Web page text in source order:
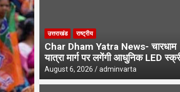
स्क्रीन
पर विशेष फोकस
उत्तराखंड राष्ट्रीय
Char Dham Yatra News- चारधाम
यात्रा मार्ग पर लगेंगी आधुनिक LED
August 6, 2026 adminvarta